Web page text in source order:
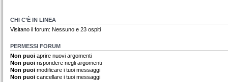
CHI C’È IN LINEA
Visitano il forum: Nessuno e 23 ospiti
PERMESSI FORUM
Non puoi aprire nuovi argomenti
Non puoi rispondere negli argomenti
Non puoi modificare i tuoi messaggi
Non puoi cancellare i tuoi messaggi